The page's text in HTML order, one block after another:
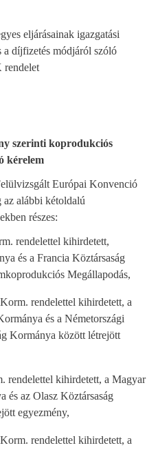
eljárásainak igazgatási
a díjfizetés módjáról szóló
szerinti koprodukciós
kérelem
Európai Konvenció
az alábbi kétoldalú
részes:
rendelettel kihirdetett,
és a Francia Köztársaság
Megállapodás,
rendelettel kihirdetett, a
és a Németországi
Kormánya között létrejött
rendelettel kihirdetett, a Magyar
és az Olasz Köztársaság
egyezmény,
rendelettel kihirdetett, a